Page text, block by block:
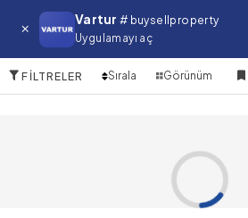
Vartur # buysellproperty
Uygulamayı aç
Restoran
0 Öğeler
FILTRELER Sırala Görünüm